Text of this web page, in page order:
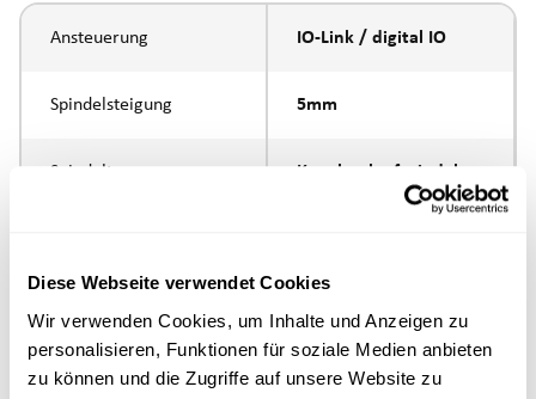
Diese Webseite verwendet Cookies
Wir verwenden Cookies, um Inhalte und Anzeigen zu
personalisieren, Funktionen für soziale Medien anbieten
zu können und die Zugriffe auf unsere Website zu
Ansteuerung IO-Link / digital IO
Spindelsteigung 5mm
Spindeltyp Kugelumlaufspindel
Ausführung